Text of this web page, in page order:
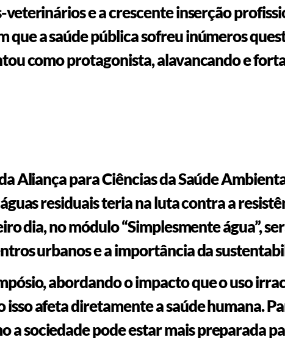
e a crescente inserção
que a saúde pública sofreu inúmeros
como protagonista, alavancando e
Aliança para Ciências da Saúde
residuais teria na luta contra a
dia, no módulo “Simplesmente água”,
urbanos e a importância da
abordando o impacto que o uso
afeta diretamente a saúde humana.
a sociedade pode estar mais preparada